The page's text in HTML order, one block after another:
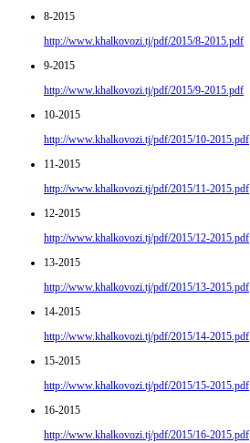
8-2015
http://www.khalkovozi.tj/pdf/2015/8-2015.pdf
9-2015
http://www.khalkovozi.tj/pdf/2015/9-2015.pdf
10-2015
http://www.khalkovozi.tj/pdf/2015/10-2015.pdf
11-2015
http://www.khalkovozi.tj/pdf/2015/11-2015.pdf
12-2015
http://www.khalkovozi.tj/pdf/2015/12-2015.pdf
13-2015
http://www.khalkovozi.tj/pdf/2015/13-2015.pdf
14-2015
http://www.khalkovozi.tj/pdf/2015/14-2015.pdf
15-2015
http://www.khalkovozi.tj/pdf/2015/15-2015.pdf
16-2015
http://www.khalkovozi.tj/pdf/2015/16-2015.pdf